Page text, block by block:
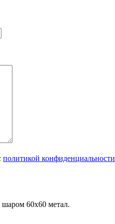
политикой конфиденциальности
60х60 метал.